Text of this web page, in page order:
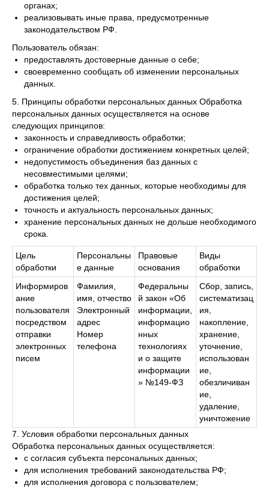
органах;
реализовывать иные права, предусмотренные
законодательством РФ.
Пользователь обязан:
предоставлять достоверные данные о себе;
своевременно сообщать об изменении персональных
данных.
5. Принципы обработки персональных данных Обработка
персональных данных осуществляется на основе
следующих принципов:
законность и справедливость обработки;
ограничение обработки достижением конкретных целей;
недопустимость объединения баз данных с
несовместимыми целями;
обработка только тех данных, которые необходимы для
достижения целей;
точность и актуальность персональных данных;
хранение персональных данных не дольше необходимого
срока.
Цель
обработки
Персональны
е данные
Правовые
основания
Виды
обработки
Информиров
ание
пользователя
посредством
отправки
электронных
писем
Фамилия,
имя, отчество
Электронный
адрес
Номер
телефона
Федеральны
й закон «Об
информации,
информацио
нных
технологиях
и о защите
информации
» №149-ФЗ
Сбор, запись,
систематизац
ия,
накопление,
хранение,
уточнение,
использован
ие,
обезличиван
ие,
удаление,
уничтожение
7. Условия обработки персональных данных
Обработка персональных данных осуществляется:
с согласия субъекта персональных данных;
для исполнения требований законодательства РФ;
для исполнения договора с пользователем;